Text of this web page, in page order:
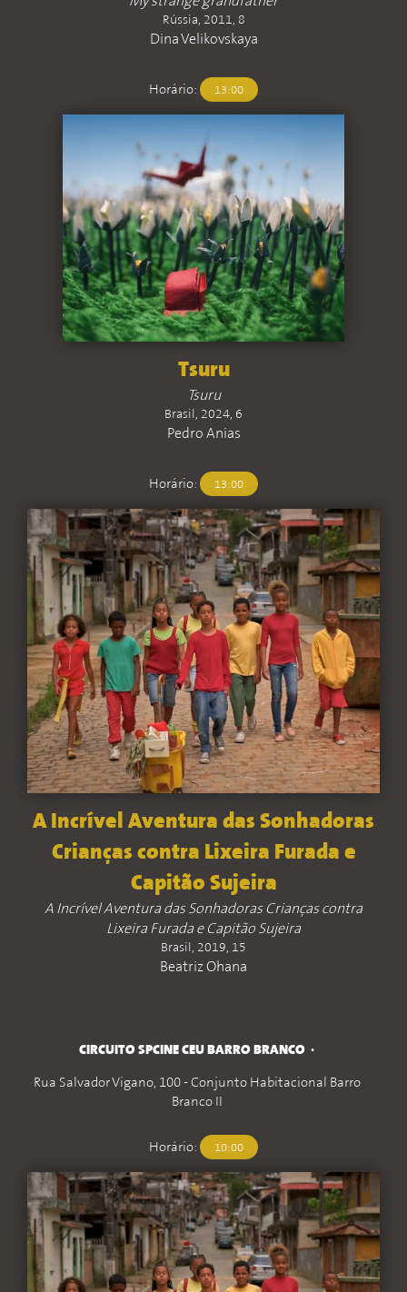
Rússia, 2011, 8
Dina Velikovskaya
Horário: 13:00
Tsuru
Tsuru
Brasil, 2024, 6
Pedro Anias
Horário: 13:00
A Incrível Aventura das Sonhadoras
Crianças contra Lixeira Furada e
Capitão Sujeira
A Incrível Aventura das Sonhadoras Crianças contra
Lixeira Furada e Capitão Sujeira
Brasil, 2019, 15
Beatriz Ohana
CIRCUITO SPCINE CEU BARRO BRANCO
Rua Salvador Vigano, 100 - Conjunto Habitacional Barro
Branco II
Horário: 10:00